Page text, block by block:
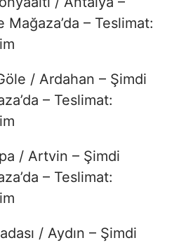
Mağaza’da – Teslimat:
/ Ardahan – Şimdi
– Teslimat:
/ Artvin – Şimdi
– Teslimat:
/ Aydın – Şimdi